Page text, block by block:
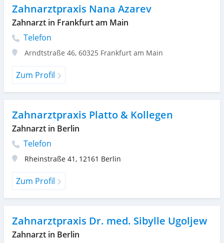
Zahnarztpraxis Nana Azarev
Zahnarzt in Frankfurt am Main
Telefon
Arndtstraße 46, 60325 Frankfurt am Main
Zum Profil
Zahnarztpraxis Platto & Kollegen
Zahnarzt in Berlin
Telefon
Rheinstraße 41, 12161 Berlin
Zum Profil
Zahnarztpraxis Dr. med. Sibylle Ugoljew
Zahnarzt in Berlin